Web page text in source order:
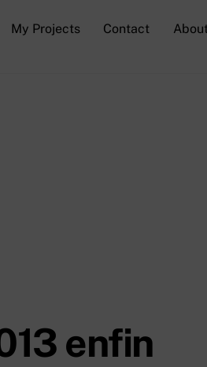
My Projects Contact
enfin